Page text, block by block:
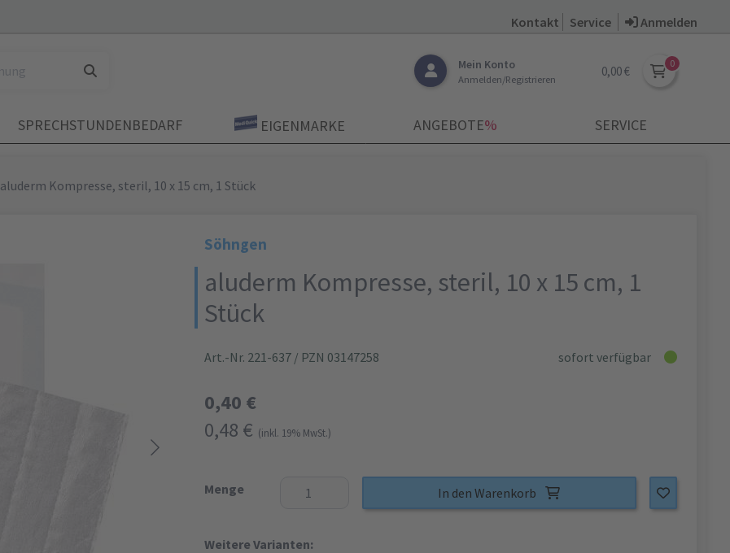
Kontakt Service Anmelden
Mein Konto
Anmelden/Registrieren
0,00 €
SPRECHSTUNDENBEDARF EIGENMARKE ANGEBOTE­% SERVICE
aluderm Kompresse, steril, 10 x 15 cm, 1 Stück
Söhngen
aluderm Kompresse, steril, 10 x 15 cm, 1
Stück
Art.-Nr. 221-637 / PZN 03147258 sofort verfügbar
0,40 €
0,48 € (inkl. 19% MwSt.)
Menge In den Warenkorb
Weitere Varianten: